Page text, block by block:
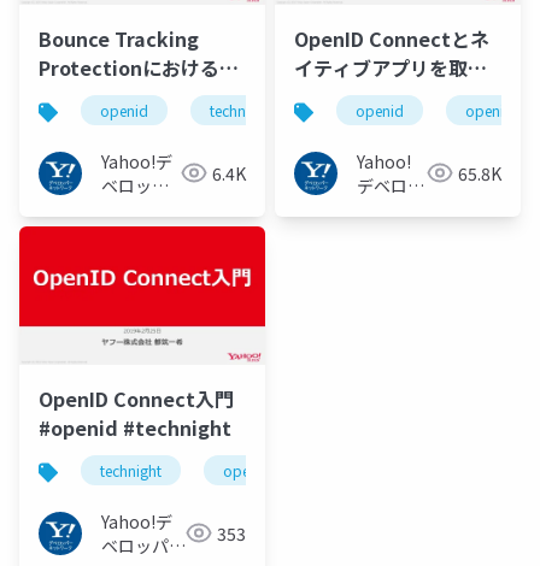
Bounce Tracking
Protectionにおける
Federationへの課題と
最新動向 #openid
#technight
openid technight
Yahoo!デ
ベロッパ
ワーク
6.4K
OpenID Connectとネ
イティブアプリを取り
巻く仕様と動向 Yahoo!
JAPANの取り組み
#openid
#openid_tokyo
openid
Yahoo!
デベロッ
65.8K
OpenID Connect入門
#openid #technight
technight openid
Yahoo!デ
ベロッパー
353